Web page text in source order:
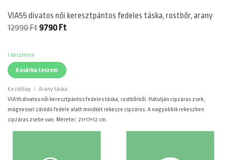
VIA55 divatos női keresztpántos fedeles táska, rostbőr, arany
12990Ft Original
9790 FtCurrent
1 készleten
Kosárba teszem
Kezdőlap / Arany táska
VIA55 divatos női keresztpántos fedeles táska, rostbőrből. Hátulján cipzáras zseb,
mágnessel záródó fedele alatt mindkét rekesze cipzáros. A nagyobbik rekeszben
cipzáras zsebe van. Méretei: 21×17×12 cm.